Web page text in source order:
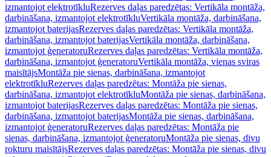
izmantojot elektrotīkluRezerves daļas paredzētas: Vertikāla montāža,
darbināšana, izmantojot elektrotīkluVertikāla montāža, darbināšana,
izmantojot baterijasRezerves daļas paredzētas: Vertikāla montāža,
darbināšana, izmantojot baterijasVertikāla montāža, darbināšana,
izmantojot ģeneratoruRezerves daļas paredzētas: Vertikāla montāža,
darbināšana, izmantojot ģeneratoruVertikāla montāža, vienas sviras
maisītājsMontāža pie sienas, darbināšana, izmantojot
elektrotīkluRezerves daļas paredzētas: Montāža pie sienas,
darbināšana, izmantojot elektrotīkluMontāža pie sienas, darbināšana,
izmantojot baterijasRezerves daļas paredzētas: Montāža pie sienas,
darbināšana, izmantojot baterijasMontāža pie sienas, darbināšana,
izmantojot ģeneratoruRezerves daļas paredzētas: Montāža pie
sienas, darbināšana, izmantojot ģeneratoruMontāža pie sienas, divu
rokturu maisītājsRezerves daļas paredzētas: Montāža pie sienas, divu